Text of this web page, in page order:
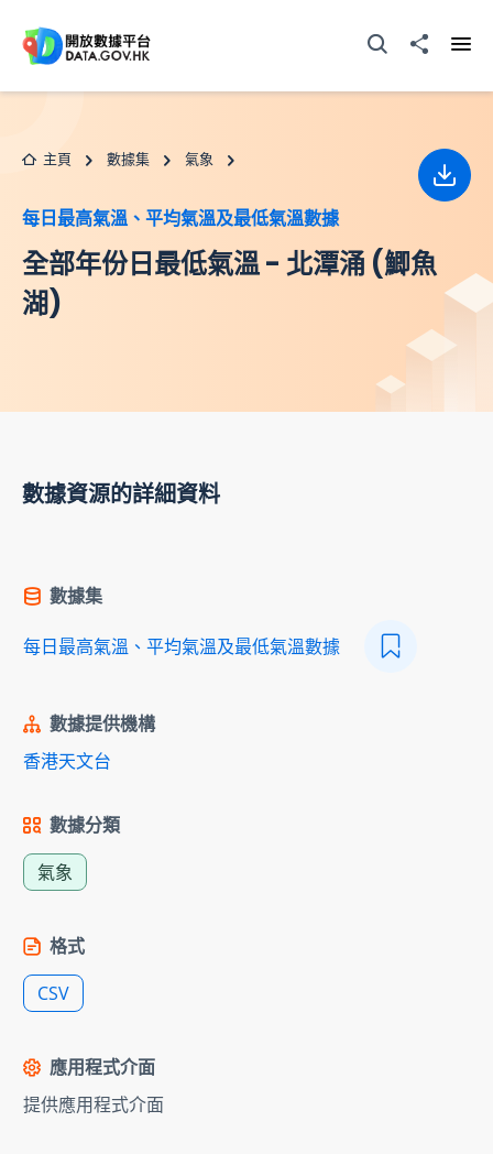
打開搜尋器分享至
主頁 數據集 氣象
每日最高氣溫、平均氣溫及最低氣溫數據
全部年份日最低氣溫 - 北潭涌 (鯽魚
湖)
下載
數據資源的詳細資料
數據集
每日最高氣溫、平均氣溫及最低氣溫數據
數據提供機構
香港天文台
數據分類
氣象
格式
CSV
應用程式介面
提供應用程式介面